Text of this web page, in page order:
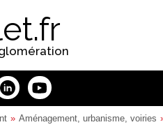
Aménagement, urbanisme, voiries